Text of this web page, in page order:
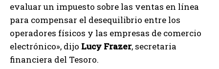
evaluar un impuesto sobre las ventas en línea
para compensar el desequilibrio entre los
operadores físicos y las empresas de comercio
electrónico», dijo Lucy Frazer, secretaria
financiera del Tesoro.